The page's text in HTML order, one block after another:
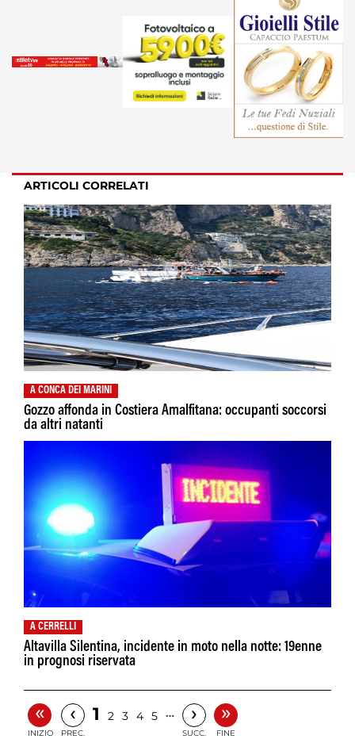
ARTICOLI CORRELATI
A CONCA DEI MARINI
Gozzo affonda in Costiera Amalfitana: occupanti soccorsi
da altri natanti
A CERRELLI
Altavilla Silentina, incidente in moto nella notte: 19enne
in prognosi riservata
«
INIZIO
‹
PREC.
1 2 3 4 5 … ›
SUCC.
»
FINE